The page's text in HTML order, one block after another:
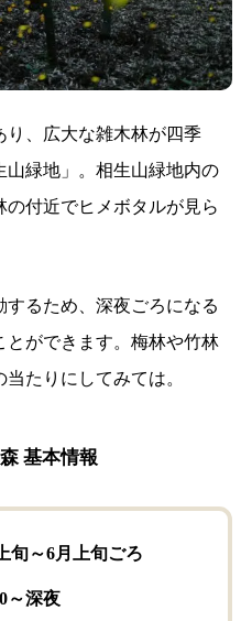
り、広大な雑木林が四季
緑地」。相生山緑地内の
の付近でヒメボタルが見ら
するため、深夜ごろになる
とができます。梅林や竹林
たりにしてみては。
基本情報
旬～6月上旬ごろ
～深夜